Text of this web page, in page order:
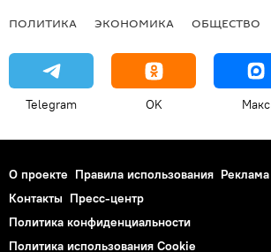
ПОЛИТИКА ЭКОНОМИКА ОБЩЕСТВО
Telegram OK Макс
О проекте Правила использования Реклама
Контакты Пресс-центр
Политика конфиденциальности
Политика использования Cookie